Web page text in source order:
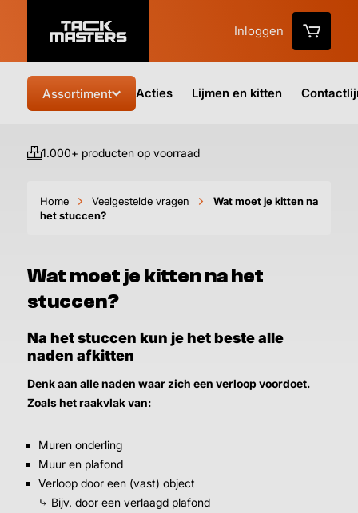
Inloggen
Assortiment Acties Lijmen en kitten
1.000+ producten op voorraad
Home Veelgestelde vragen
Wat moet je kitten na
het stuccen?
Wat moet je kitten na het
stuccen?
Na het stuccen kun je het beste alle
naden afkitten
Denk aan alle naden waar zich een verloop voordoet.
Zoals het raakvlak van:
Muren onderling
Muur en plafond
Verloop door een (vast) object
⤷ Bijv. door een verlaagd plafond